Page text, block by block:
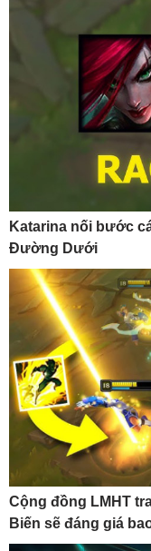
Katarina nối bước
Đường Dưới
Cộng đồng LMHT
Biến sẽ đáng giá